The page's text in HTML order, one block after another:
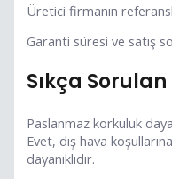
Üretici firmanın
Garanti süresi ve satış
Sıkça
Paslanmaz korkuluk
Evet, dış hava
dayanıklıdır.